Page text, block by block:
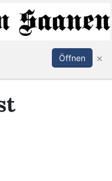
Anmelden
Öffnen ×